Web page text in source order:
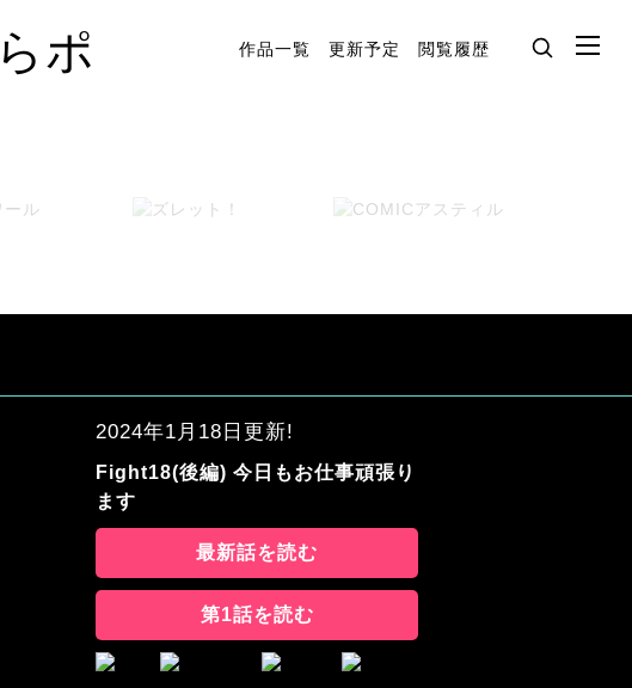
作品一覧 更新予定 閲覧履歴
2024年1月18日更新!
Fight18(後編) 今日もお仕事頑張り
ます
最新話を読む
第1話を読む